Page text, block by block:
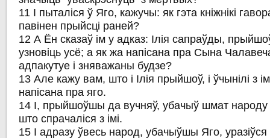
11 І пыталіся ў Яго, кажучы: як гэта кніжнікі
павінен прыйсці раней?
12 А Ён сказаў ім у адказ: Ілія сапраўды,
узновіць усё; а як жа напісана пра Сына
адпакутуе і зняважаны будзе?
13 Але кажу вам, што і Ілія прыйшоў, і ўчынілі з
напісана пра яго.
14 І, прыйшоўшы да вучняў, убачыў шмат народу
што спрачаліся з імі.
15 І адразу ўвесь народ, убачыўшы Яго,